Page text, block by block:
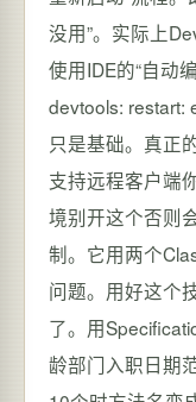
没用”。实际上
使用IDE的“自动
devtools: restart:
只是基础。真正
支持远程客户端
境别开这个否则
制。它用两个
问题。用好这个
了。用
龄部门入职日期